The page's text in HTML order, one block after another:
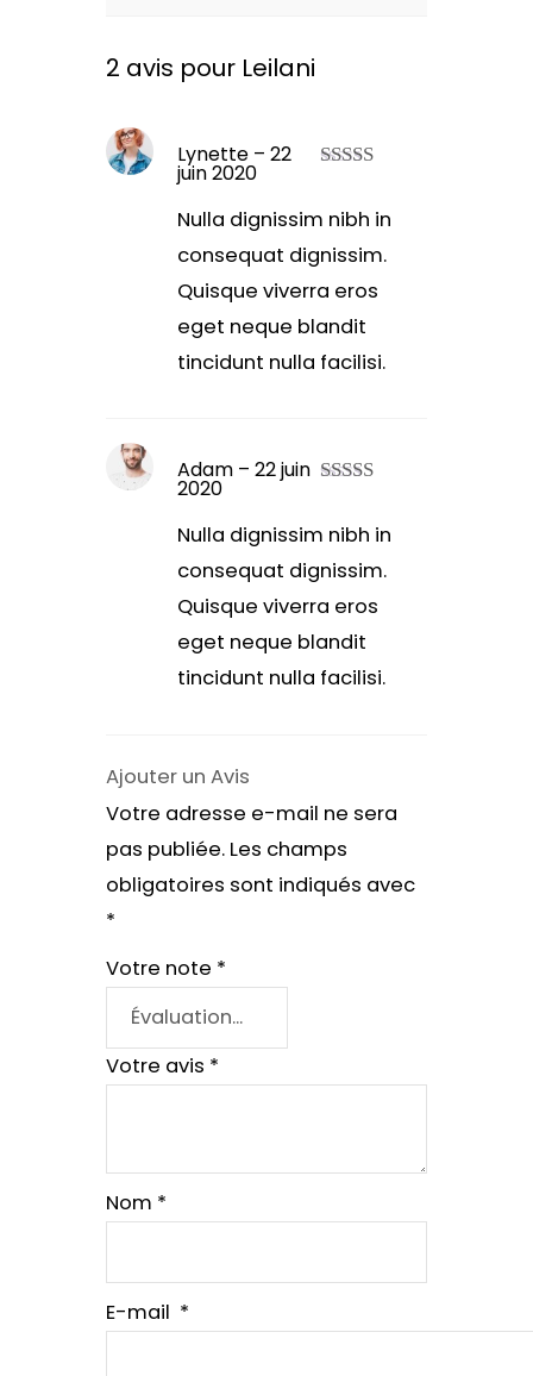
2 avis pour Leilani
Lynette – 22
juin 2020
Nulla dignissim nibh in
consequat dignissim.
Quisque viverra eros
eget neque blandit
tincidunt nulla facilisi.
Adam – 22 juin
2020
Nulla dignissim nibh in
consequat dignissim.
Quisque viverra eros
eget neque blandit
tincidunt nulla facilisi.
Ajouter un Avis
Votre adresse e-mail ne sera
pas publiée. Les champs
obligatoires sont indiqués avec
*
Votre note *
Votre avis *
Nom *
E-mail *